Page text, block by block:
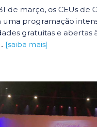
de março, os CEUs de
programação
gratuitas e abertas
[saiba mais]